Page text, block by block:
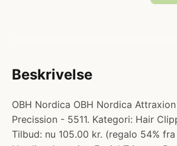
Beskrivelse
OBH Nordica OBH Nordica
Precission - 5511. Kategori: Hair
Tilbud: nu 105.00 kr. (regalo 54%